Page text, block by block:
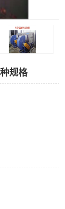
规格
辐射加热器